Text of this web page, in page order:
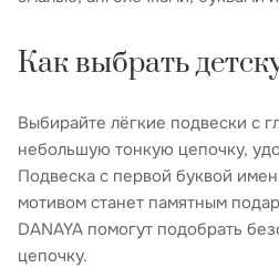
Как выбрать
Выбирайте лёгкие подвески с
небольшую тонкую цепочку,
Подвеска с первой буквой
мотивом станет памятным
DANAYA помогут подобрать
цепочку.